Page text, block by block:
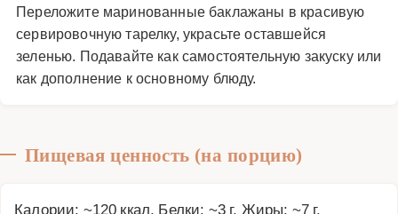
Переложите маринованные баклажаны в красивую
сервировочную тарелку, украсьте оставшейся
зеленью. Подавайте как самостоятельную закуску или
как дополнение к основному блюду.
Пищевая ценность (на порцию)
Калории: ~120 ккал, Белки: ~3 г, Жиры: ~7 г,